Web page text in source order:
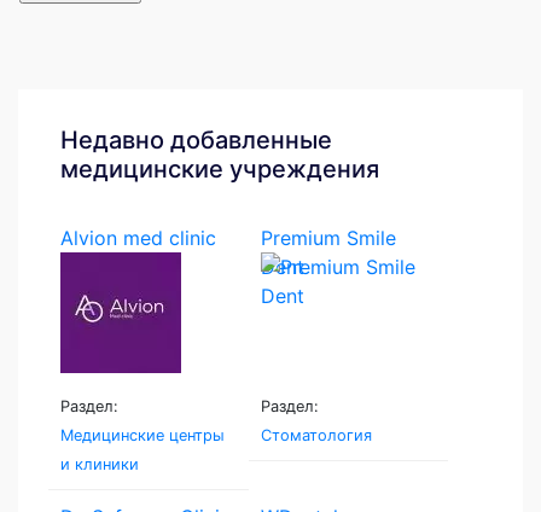
Недавно добавленные
медицинские учреждения
Alvion med clinic
Раздел:
Медицинские центры
и клиники
Premium Smile
Dent
Раздел:
Стоматология